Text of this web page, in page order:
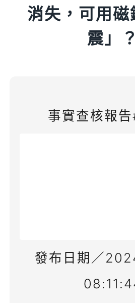
消失，可用磁
震」？
事實查核報
發布日期／